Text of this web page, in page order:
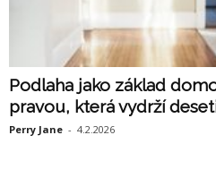
Podlaha jako základ
pravou, která vydrží
Perry Jane - 4.2.2026